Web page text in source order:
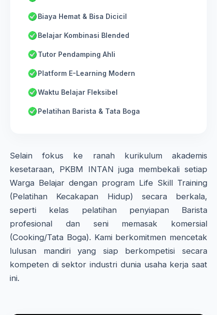
Biaya Hemat & Bisa Dicicil
Belajar Kombinasi Blended
Tutor Pendamping Ahli
Platform E-Learning Modern
Waktu Belajar Fleksibel
Pelatihan Barista & Tata Boga
Selain fokus ke ranah kurikulum akademis
kesetaraan, PKBM INTAN juga membekali setiap
Warga Belajar dengan program Life Skill Training
(Pelatihan Kecakapan Hidup) secara berkala,
seperti kelas pelatihan penyiapan Barista
profesional dan seni memasak komersial
(Cooking/Tata Boga). Kami berkomitmen mencetak
lulusan mandiri yang siap berkompetisi secara
kompeten di sektor industri dunia usaha kerja saat
ini.